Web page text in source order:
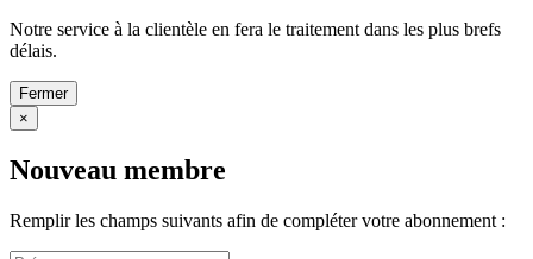
Notre service à la clientèle en fera le traitement dans les plus brefs
délais.
Fermer
×
Nouveau membre
Remplir les champs suivants afin de compléter votre abonnement :